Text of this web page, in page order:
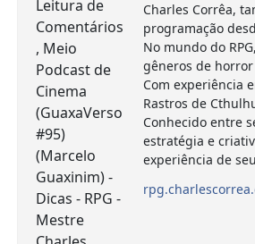
Charles Corrêa,
programação
No mundo do
gêneros de
Com experiência
Rastros de
Conhecido entre
estratégia e
experiência de